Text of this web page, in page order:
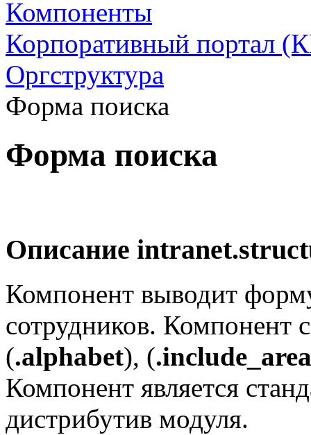
Компоненты
Корпоративный портал
Оргструктура
Форма поиска
Форма поиска
Описание
Компонент выводит
сотрудников. Компонент
(.alphabet), (.include_area
Компонент является
дистрибутив модуля.